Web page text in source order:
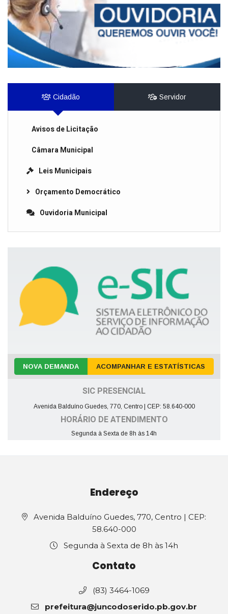
Cidadão Servidor
Avisos de Licitação
Câmara Municipal
Leis Municipais
Orçamento Democrático
Ouvidoria Municipal
NOVA DEMANDA ACOMPANHAR E ESTATÍSTICAS
SIC PRESENCIAL
Avenida Balduíno Guedes, 770, Centro | CEP: 58.640-000
HORÁRIO DE ATENDIMENTO
Segunda à Sexta de 8h às 14h
Endereço
Avenida Balduíno Guedes, 770, Centro | CEP:
58.640-000
Segunda à Sexta de 8h às 14h
Contato
(83) 3464-1069
prefeitura@juncodoserido.pb.gov.br